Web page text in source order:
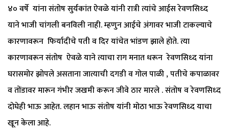
४० वर्षे यांना संतोष सुर्यकांत ऐवळे यांनी रात्री त्यांचे आईस रेवणसिध्द
याने भाजी चांगली बनविली नाही. म्हणुन आईचे अंगावर भाजी टाकल्याचे
कारणावरून फिर्यादीचे पती व दिर यांचेत भांडण झाले होते. त्या
कारणावरून संतोष ऐवळे याने त्याचा राग मनात धरून रेवणसिध्द यांना
घरासमोर झोपले असताना जात्याची दगडी व गोल पाळी , पतीचे कपाळावर
व तोंडावर मारून गंभीर जखमी करून जीवे ठार मारले . संतोष व रेवणसिध्द
दोघेही भाऊ आहेत. लहान भाऊ संतोष यांनी मोठा भाऊ रेवणसिध्द याचा
खून केला आहे.